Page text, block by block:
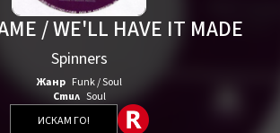
/ WE'LL HAVE IT MADE
Spinners
Жанр Funk / Soul
Стил Soul
ИСКАМ ГО!